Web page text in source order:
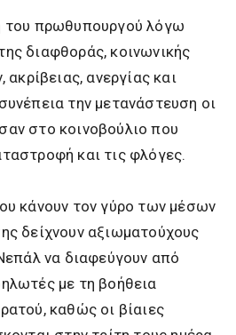
του πρωθυπουργού λόγω
διαφθοράς, κοινωνικής
ακρίβειας, ανεργίας και
την μετανάστευση οι
στο κοινοβούλιο που
και τις φλόγες.
κάνουν τον γύρο των μέσων
δείχνουν αξιωματούχους
να διαφεύγουν από
με τη βοήθεια
καθώς οι βίαιες